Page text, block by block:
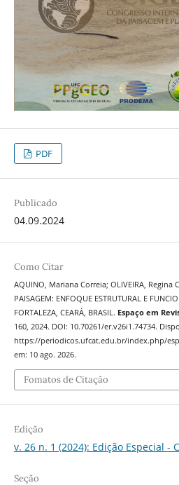
PDF
Publicado
04.09.2024
Como Citar
AQUINO, Mariana Correia; OLIVEIRA, Regina
PAISAGEM: ENFOQUE ESTRUTURAL E
FORTALEZA, CEARÁ, BRASIL. Espaço em
160, 2024. DOI: 10.70261/er.v26i1.74734.
https://periodicos.ufcat.edu.br/index.php/
em: 10 ago. 2026.
Fomatos de Citação
Edição
v. 26 n. 1 (2024): Edição Especial -
Seção